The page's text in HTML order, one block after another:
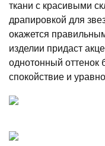
ткани с красивыми
драпировкой для
окажется
изделии придаст
однотонный оттенок
спокойствие и